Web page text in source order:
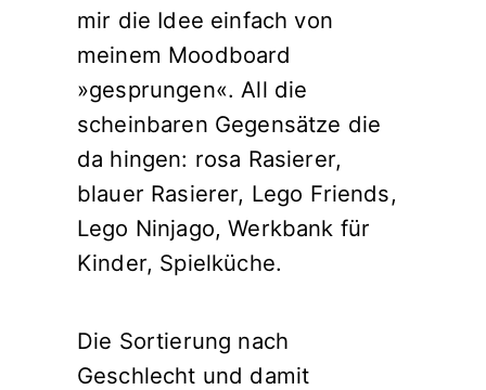
mir die Idee einfach von
meinem Moodboard
»gesprungen«. All die
scheinbaren Gegensätze die
da hingen: rosa Rasierer,
blauer Rasierer, Lego Friends,
Lego Ninjago, Werkbank für
Kinder, Spielküche.
Die Sortierung nach
Geschlecht und damit